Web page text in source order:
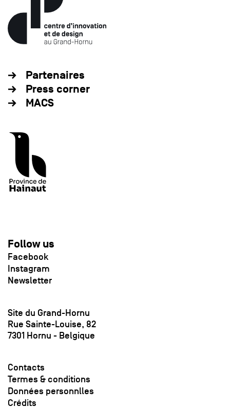
Partenaires
Press corner
MACS
Follow us
Facebook
Instagram
Newsletter
Site du Grand-Hornu
Rue Sainte-Louise, 82
7301 Hornu - Belgique
Contacts
Termes & conditions
Données personnlles
Crédits